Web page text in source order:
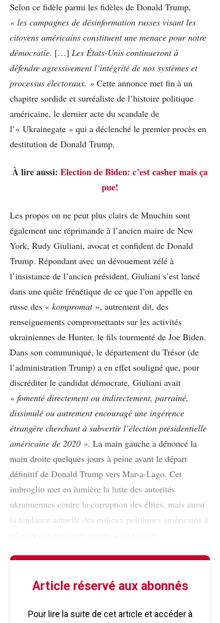
Selon ce fidèle parmi les fidèles de Donald Trump,
« les campagnes de désinformation russes visant les
citoyens américains constituent une menace pour notre
démocratie. […] Les États-Unis continueront à
défendre agressivement l’intégrité de nos systèmes et
processus électoraux. » Cette annonce met fin à un
chapitre sordide et surréaliste de l’histoire politique
américaine, le dernier acte du scandale de
l’« Ukrainegate » qui a déclenché le premier procès en
destitution de Donald Trump.
À lire aussi: Election de Biden: c’est casher mais ça
pue!
Les propos on ne peut plus clairs de Mnuchin sont
également une réprimande à l’ancien maire de New
York, Rudy Giuliani, avocat et confident de Donald
Trump. Répondant avec un dévouement zélé à
l’insistance de l’ancien président, Giuliani s’est lancé
dans une quête frénétique de ce que l’on appelle en
russe des « kompromat», autrement dit, des
renseignements compromettants sur les activités
ukrainiennes de Hunter, le fils tourmenté de Joe Biden.
Dans son communiqué, le département du Trésor (de
l’administration Trump) a en effet souligné que, pour
discréditer le candidat démocrate, Giuliani avait
« fomenté directement ou indirectement, parrainé,
dissimulé ou autrement encouragé une ingérence
étrangère cherchant à subvertir l’élection présidentielle
américaine de 2020 ». La main gauche a dénoncé la
main droite quelques jours à peine avant le départ
définitif de Donald Trump vers Mar-a-Lago. Cet
imbroglio met en lumière la lutte des autorités
ukrainiennes contre la corruption des élites, mais aussi
la tendance actuelle des milieux politiques américains à
Article réservé aux abonnés
Pour lire la suite de cet article et accéder à